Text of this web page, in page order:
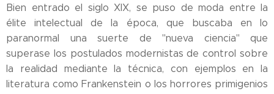
Bien entrado el siglo XIX, se puso de moda entre la
élite intelectual de la época, que buscaba en lo
paranormal una suerte de "nueva ciencia" que
superase los postulados modernistas de control sobre
la realidad mediante la técnica, con ejemplos en la
literatura como Frankenstein o los horrores primigenios